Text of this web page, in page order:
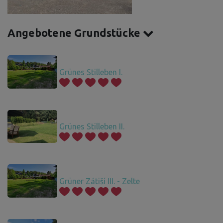
Angebotene Grundstücke
Grünes Stilleben I.
Grünes Stilleben II.
Grüner Zátiší III. - Zelte